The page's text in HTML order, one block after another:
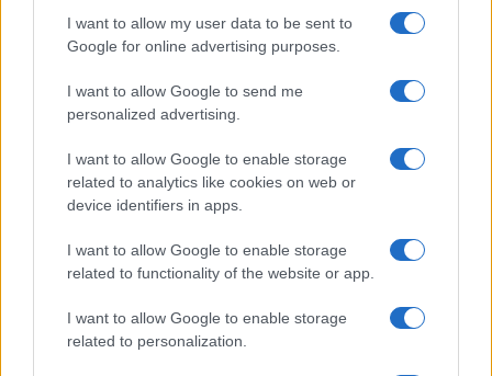
I want to allow my user data to be sent to
Google for online advertising purposes.
I want to allow Google to send me
personalized advertising.
I want to allow Google to enable storage
related to analytics like cookies on web or
device identifiers in apps.
I want to allow Google to enable storage
related to functionality of the website or app.
I want to allow Google to enable storage
related to personalization.